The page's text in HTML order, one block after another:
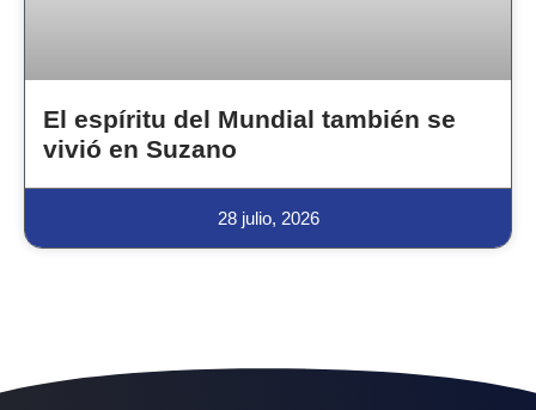
El espíritu del Mundial también se
vivió en Suzano
28 julio, 2026